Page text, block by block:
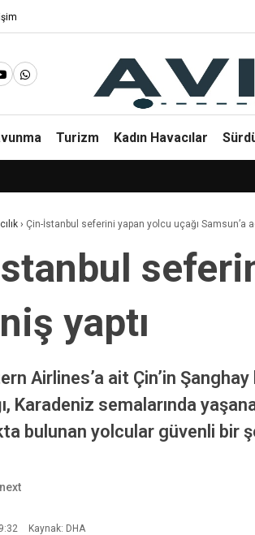
Turizm Kadın Havacılar
› Çin-İstanbul seferini yapan yolcu uçağı Samsun’a
yaptı
Airlines’a ait Çin’in
Karadeniz semalarında
bulunan yolcular güvenli bir
Kaynak: DHA